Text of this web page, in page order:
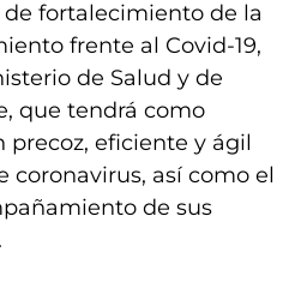
fortalecimiento de la
frente al Covid-19,
de Salud y de
que tendrá como
eficiente y ágil
coronavirus, así como el
de sus